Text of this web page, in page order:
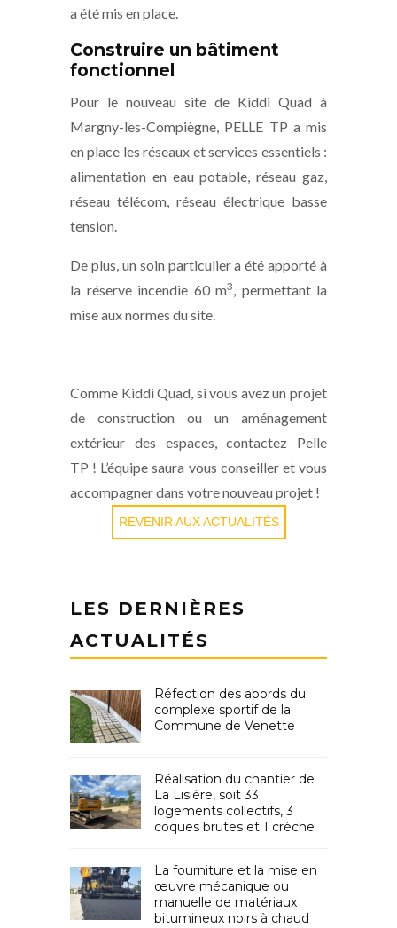
a été mis en place.
Construire un bâtiment
fonctionnel
Pour le nouveau site de Kiddi Quad à
Margny-les-Compiègne, PELLE TP a mis
en place les réseaux et services essentiels :
alimentation en eau potable, réseau gaz,
réseau télécom, réseau électrique basse
tension.
De plus, un soin particulier a été apporté à
la réserve incendie 60 m3
, permettant la
mise aux normes du site.
Comme Kiddi Quad, si vous avez un projet
de construction ou un aménagement
extérieur des espaces, contactez Pelle
TP ! L’équipe saura vous conseiller et vous
accompagner dans votre nouveau projet !
REVENIR AUX ACTUALITÉS
LES DERNIÈRES
ACTUALITÉS
Réfection des abords du
complexe sportif de la
Commune de Venette
Réalisation du chantier de
La Lisière, soit 33
logements collectifs, 3
coques brutes et 1 crèche
La fourniture et la mise en
œuvre mécanique ou
manuelle de matériaux
bitumineux noirs à chaud